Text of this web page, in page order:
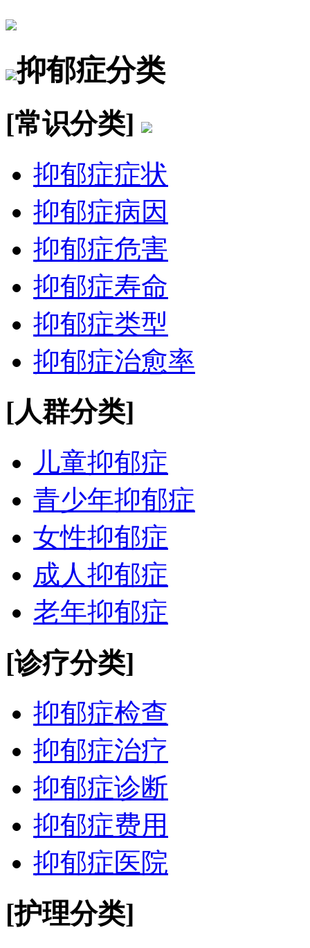
抑郁症分类
[常识分类]
抑郁症症状
抑郁症病因
抑郁症危害
抑郁症寿命
抑郁症类型
抑郁症治愈率
[人群分类]
儿童抑郁症
青少年抑郁症
女性抑郁症
成人抑郁症
老年抑郁症
[诊疗分类]
抑郁症检查
抑郁症治疗
抑郁症诊断
抑郁症费用
抑郁症医院
[护理分类]